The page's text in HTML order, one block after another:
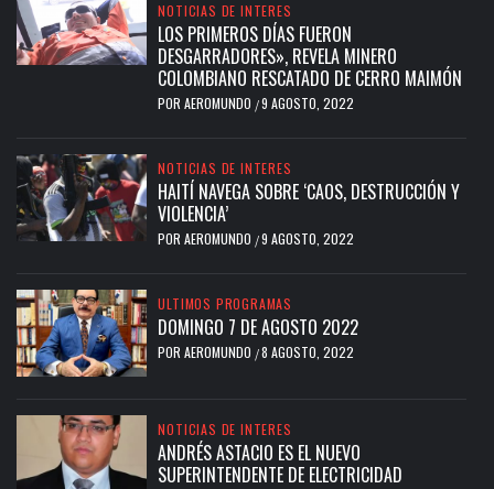
NOTICIAS DE INTERES
LOS PRIMEROS DÍAS FUERON
DESGARRADORES», REVELA MINERO
COLOMBIANO RESCATADO DE CERRO MAIMÓN
POR AEROMUNDO /9 AGOSTO, 2022
NOTICIAS DE INTERES
HAITÍ NAVEGA SOBRE ‘CAOS, DESTRUCCIÓN Y
VIOLENCIA’
POR AEROMUNDO /9 AGOSTO, 2022
ULTIMOS PROGRAMAS
DOMINGO 7 DE AGOSTO 2022
POR AEROMUNDO /8 AGOSTO, 2022
NOTICIAS DE INTERES
ANDRÉS ASTACIO ES EL NUEVO
SUPERINTENDENTE DE ELECTRICIDAD